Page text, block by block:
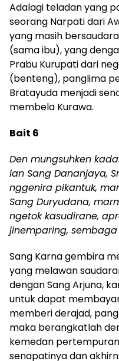
Adalagi teladan yang
seorang Narpati dari
yang masih
(sama ibu), yang
Prabu Kurupati dari
(benteng), panglima
Bratayuda menjadi
membela Kurawa.
Bait 6
Den mungsuhken
lan Sang Dananjaya,
nggenira pikantuk,
Sang Duryudana,
ngetok kasudirane,
jinemparing,
Sang Karna gembira
yang melawan
dengan Sang Arjuna,
untuk dapat
memberi derajad,
maka berangkatlah
kemedan
senapatinya dan